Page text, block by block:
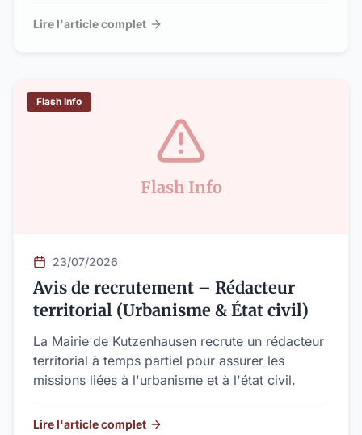
» pour la journée du dimanche 26 juillet 2026
Lire l'article complet
Flash Info
Flash Info
23/07/2026
Avis de recrutement – Rédacteur
territorial (Urbanisme & État civil)
La Mairie de Kutzenhausen recrute un rédacteur
territorial à temps partiel pour assurer les
missions liées à l'urbanisme et à l'état civil.
Lire l'article complet